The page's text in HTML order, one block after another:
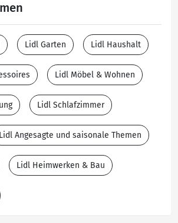
Lidl Garten Lidl Haushalt
Lidl Möbel & Wohnen
Lidl Schlafzimmer
Lidl Angesagte und saisonale Themen
Lidl Heimwerken & Bau